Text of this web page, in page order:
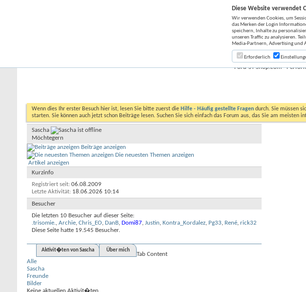
Ford-ST-Shop.com -
Wenn dies Ihr erster Besuch hier ist, lesen Sie bitte zuerst die Hilfe - Häufig gestellte Fragen durch. Sie müssen
starten. Sie können auch jetzt schon Beiträge lesen. Suchen Sie sich einfach das Forum aus, das Sie am meisten
Sascha
Möchtegern
Beiträge anzeigen
Die neuesten Themen anzeigen
Artikel anzeigen
Kurzinfo
Registriert seit 06.08.2009
Letzte Aktivität 18.06.2026 10:14
Besucher
Die letzten 10 Besucher auf dieser Seite:
.trisomie., Archie, Chris_EO, DanB, Domi87, Justin, Kontra_Kordalez, Pg33, René, rick32
Diese Seite hatte 19.545 Besucher.
Aktivit�ten von Sascha Über mich
Tab Content
Alle
Sascha
Freunde
Bilder
Diese Website verwendet
Wir verwenden Cookies, um
das Merken der Login
speichern, Inhalte zu
unseren Traffic zu analysieren.
Media-Partnern, Advertising und
Erforderlich